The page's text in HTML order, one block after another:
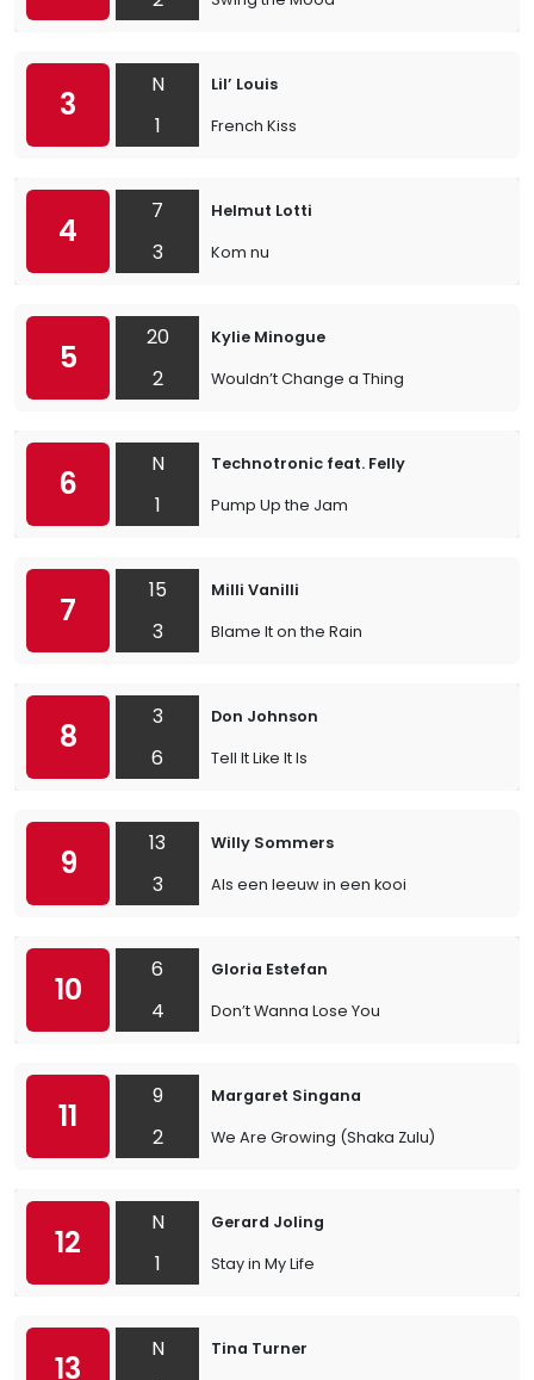
3
N
1
Lil’ Louis
French Kiss
4
7
3
Helmut Lotti
Kom nu
5
20
2
Kylie Minogue
Wouldn’t Change a Thing
6
N
1
Technotronic feat. Felly
Pump Up the Jam
7
15
3
Milli Vanilli
Blame It on the Rain
8
3
6
Don Johnson
Tell It Like It Is
9
13
3
Willy Sommers
Als een leeuw in een kooi
10
6
4
Gloria Estefan
Don’t Wanna Lose You
11
9
2
Margaret Singana
We Are Growing (Shaka Zulu)
12
N
1
Gerard Joling
Stay in My Life
13
N
Tina Turner